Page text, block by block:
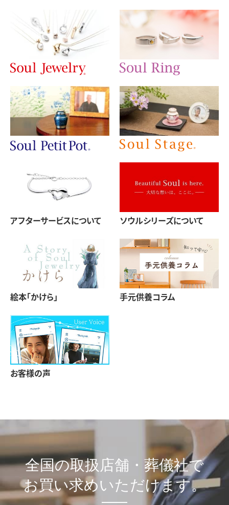
アフターサービスについて ソウルシリーズについて
絵本「かけら」 手元供養コラム
お客様の声
全国の取扱店舗・葬儀社で
お買い求めいただけます。